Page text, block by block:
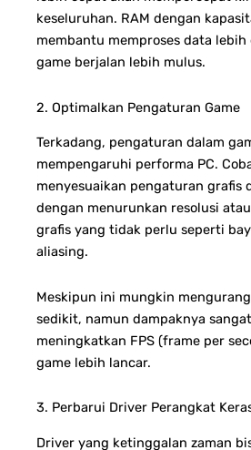
keseluruhan. RAM dengan
membantu memproses data
game berjalan lebih mulus.
2. Optimalkan Pengaturan Game
Terkadang, pengaturan dalam
mempengaruhi performa PC.
menyesuaikan pengaturan grafis
dengan menurunkan resolusi
grafis yang tidak perlu seperti
aliasing.
Meskipun ini mungkin
sedikit, namun dampaknya
meningkatkan FPS (frame per
game lebih lancar.
3. Perbarui Driver Perangkat
Driver yang ketinggalan zaman